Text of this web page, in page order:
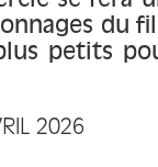
du
petits
2026